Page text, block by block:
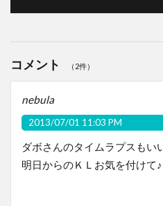
コメント （2件）
nebula
2013/07/01 11:03 PM
ダボさんのタイムラプスもい
明日からのＫＬお気を付けて♪